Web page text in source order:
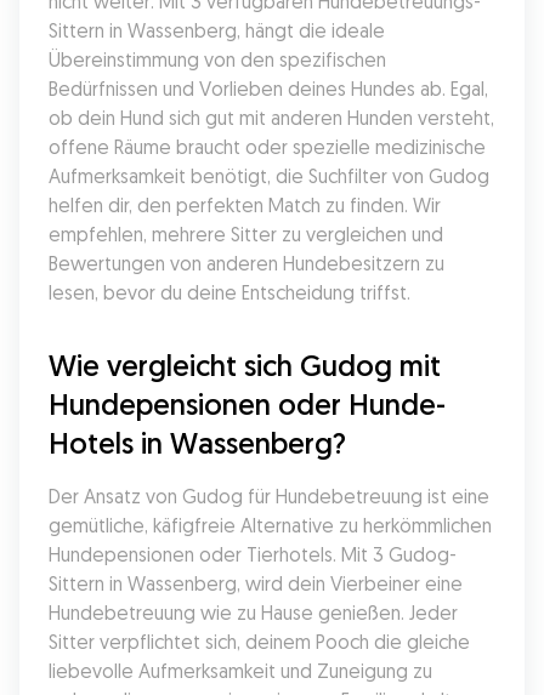
Sittern in Wassenberg, hängt die ideale
Übereinstimmung von den spezifischen
Bedürfnissen und Vorlieben deines Hundes ab. Egal,
ob dein Hund sich gut mit anderen Hunden versteht,
offene Räume braucht oder spezielle medizinische
Aufmerksamkeit benötigt, die Suchfilter von Gudog
helfen dir, den perfekten Match zu finden. Wir
empfehlen, mehrere Sitter zu vergleichen und
Bewertungen von anderen Hundebesitzern zu
lesen, bevor du deine Entscheidung triffst.
Wie vergleicht sich Gudog mit
Hundepensionen oder Hunde-
Hotels in Wassenberg?
Der Ansatz von Gudog für Hundebetreuung ist eine
gemütliche, käfigfreie Alternative zu herkömmlichen
Hundepensionen oder Tierhotels. Mit 3 Gudog-
Sittern in Wassenberg, wird dein Vierbeiner eine
Hundebetreuung wie zu Hause genießen. Jeder
Sitter verpflichtet sich, deinem Pooch die gleiche
liebevolle Aufmerksamkeit und Zuneigung zu